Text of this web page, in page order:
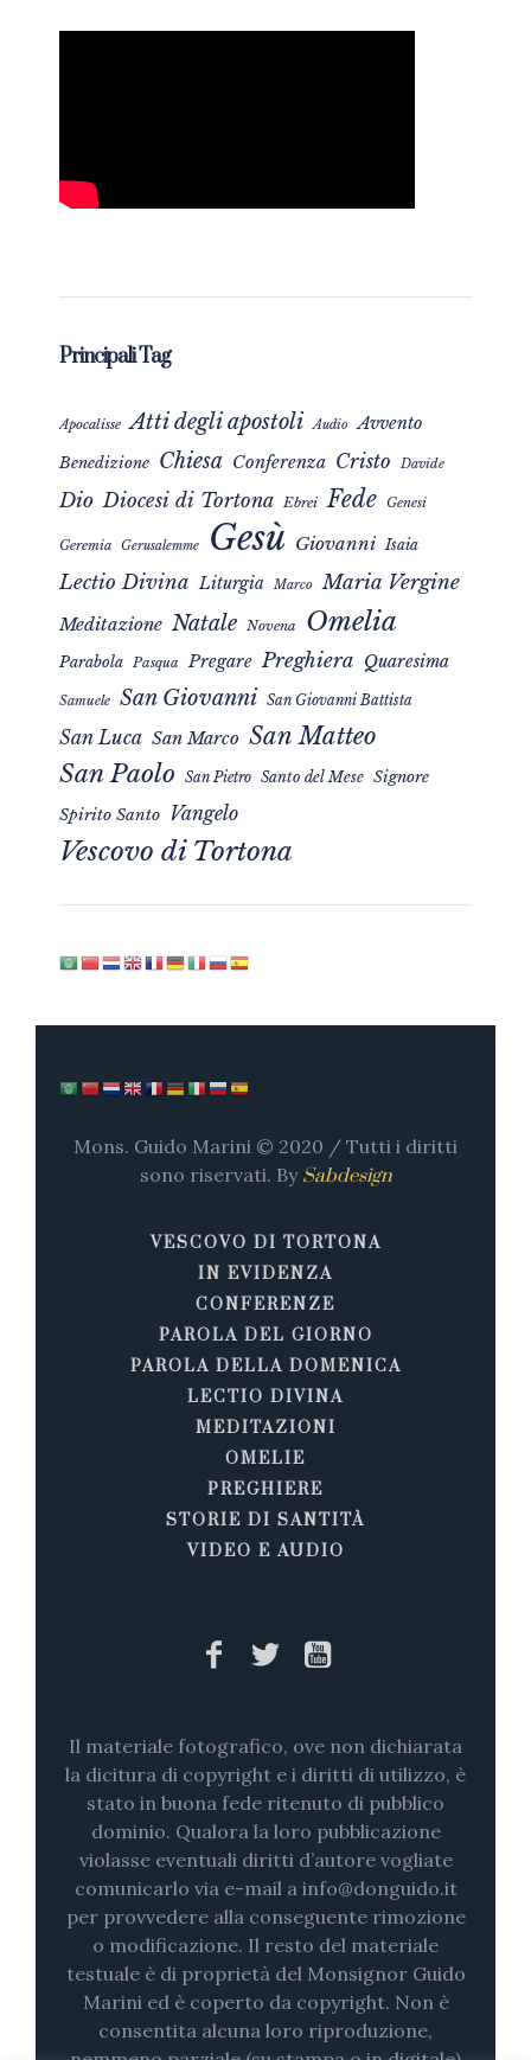
Principali Tag
Apocalisse Atti degli apostoli Audio Avvento
Benedizione Chiesa Conferenza Cristo Davide
Dio Diocesi di Tortona Ebrei Fede Genesi
Geremia Gerusalemme Gesù Giovanni Isaia
Lectio Divina Liturgia Marco Maria Vergine
Meditazione Natale Novena Omelia
Parabola Pasqua Pregare Preghiera Quaresima
Samuele San Giovanni San Giovanni Battista
San Luca San Marco San Matteo
San Paolo San Pietro Santo del Mese Signore
Spirito Santo Vangelo
Vescovo di Tortona
Mons. Guido Marini © 2020 / Tutti i diritti
sono riservati. By Sabdesign
VESCOVO DI TORTONA
IN EVIDENZA
CONFERENZE
PAROLA DEL GIORNO
PAROLA DELLA DOMENICA
LECTIO DIVINA
MEDITAZIONI
OMELIE
PREGHIERE
STORIE DI SANTITÀ
VIDEO E AUDIO
Il materiale fotografico, ove non dichiarata
la dicitura di copyright e i diritti di utilizzo, è
stato in buona fede ritenuto di pubblico
dominio. Qualora la loro pubblicazione
violasse eventuali diritti d’autore vogliate
comunicarlo via e-mail a info@donguido.it
per provvedere alla conseguente rimozione
o modificazione. Il resto del materiale
testuale è di proprietà del Monsignor Guido
Marini ed è coperto da copyright. Non è
consentita alcuna loro riproduzione,